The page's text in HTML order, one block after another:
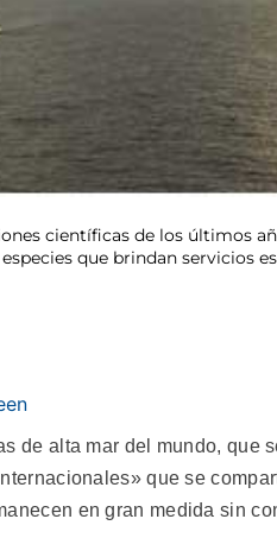
científicas de los últimos
que brindan servicios
de alta mar del mundo, que
que se
en gran medida sin